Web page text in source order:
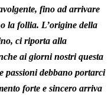
fino ad arrivare
la follia. L’origine della
ci riporta alla
ai giorni nostri questa
passioni debbano portarci
forte e sincero arriva